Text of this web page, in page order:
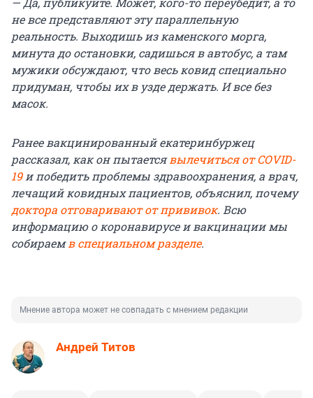
не все представляют эту параллельную
реальность. Выходишь из каменского морга,
минута до остановки, садишься в автобус, а там
мужики обсуждают, что весь ковид специально
придуман, чтобы их в узде держать. И все без
масок.
Ранее вакцинированный екатеринбуржец
рассказал, как он пытаетсявылечиться от COVID-
19и победить проблемы здравоохранения, а врач,
лечащий ковидных пациентов, объяснил, почему
доктора отговаривают от прививок. Всю
информацию о коронавирусе и вакцинации мы
собираемв специальном разделе.
Мнение автора может не совпадать с мнением редакции
Андрей Титов